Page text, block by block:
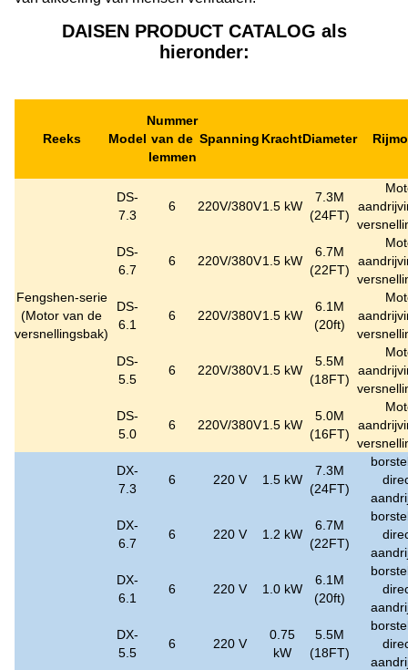
DAISEN PRODUCT CATALOG als
hieronder:
Reeks Model
Nummer
van de
lemmen
Spanning KrachtDiameter
Fengshen-serie
(Motor van de
versnellingsbak)
DS-
7.3
6 220V/380V1.5 kW
7.3M
(24FT)
DS-
6.7
6 220V/380V1.5 kW
6.7M
(22FT)
DS-
6.1
6 220V/380V1.5 kW
6.1M
(20ft)
DS-
5.5
6 220V/380V1.5 kW
5.5M
(18FT)
DS-
5.0
6 220V/380V1.5 kW
5.0M
(16FT)
DX-
7.3
6 220 V 1.5 kW
7.3M
(24FT)
DX-
6.7
6 220 V 1.2 kW
6.7M
(22FT)
DX-
6.1
6 220 V 1.0 kW
6.1M
(20ft)
DX-
5.5
6 220 V
0.75
kW
5.5M
(18FT)